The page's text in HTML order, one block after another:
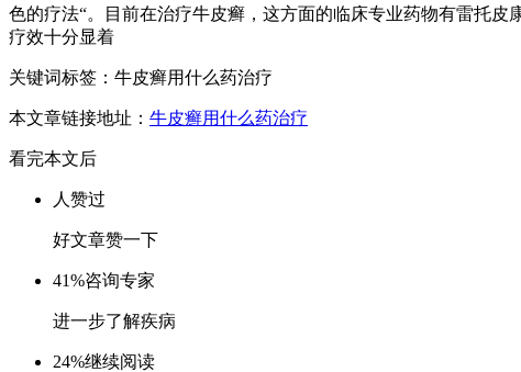
色的疗法“。目前在治疗牛皮癣，这方面的临床专业药物有雷托
疗效十分显着
关键词标签：牛皮癣用什么药治疗
本文章链接地址： 牛皮癣用什么药治疗
看完本文后
人赞过
好文章赞一下
41%咨询专家
进一步了解疾病
24%继续阅读